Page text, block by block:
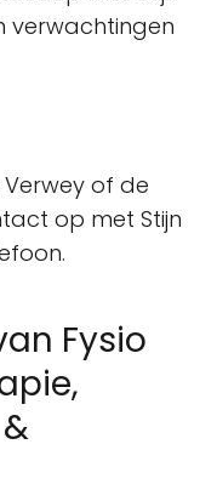
verwachtingen
of de
op met Stijn
Fysio